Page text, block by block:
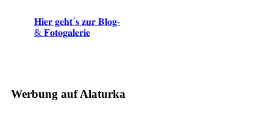
𝐇𝐢𝐞𝐫 𝐠𝐞𝐡𝐭´𝐬 𝐳𝐮𝐫 𝐁𝐥𝐨𝐠-
& 𝐅𝐨𝐭𝐨𝐠𝐚𝐥𝐞𝐫𝐢𝐞
Werbung auf Alaturka